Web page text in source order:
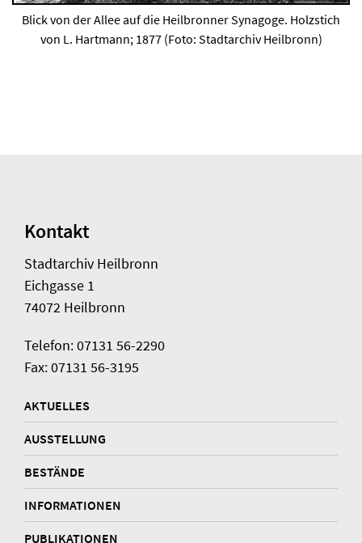
Blick von der Allee auf die Heilbronner Synagoge. Holzstich
von L. Hartmann; 1877 (Foto: Stadtarchiv Heilbronn)
Kontakt
Stadtarchiv Heilbronn
Eichgasse 1
74072 Heilbronn
Telefon: 07131 56-2290
Fax: 07131 56-3195
AKTUELLES
AUSSTELLUNG
BESTÄNDE
INFORMATIONEN
PUBLIKATIONEN